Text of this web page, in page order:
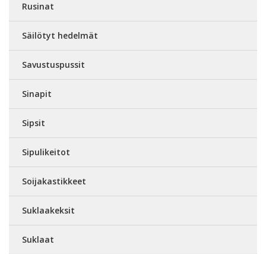
Rusinat
Säilötyt hedelmät
Savustuspussit
Sinapit
Sipsit
Sipulikeitot
Soijakastikkeet
Suklaakeksit
Suklaat